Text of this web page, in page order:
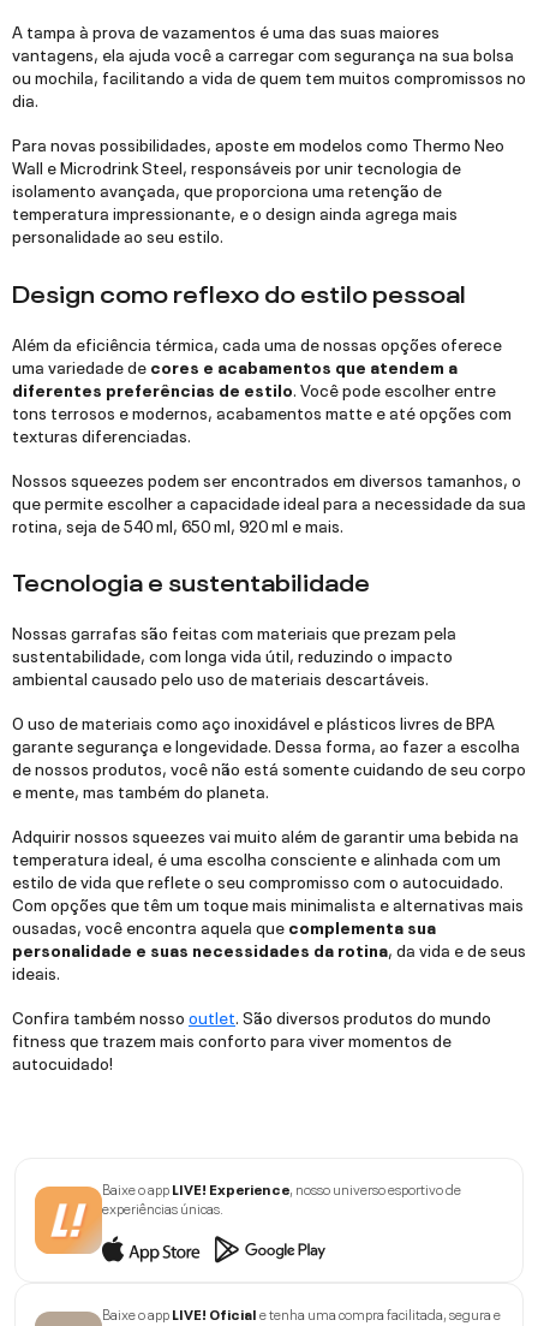
A tampa à prova de vazamentos é uma das suas maiores
vantagens, ela ajuda você a carregar com segurança na sua bolsa
ou mochila, facilitando a vida de quem tem muitos compromissos no
dia.
Para novas possibilidades, aposte em modelos como Thermo Neo
Wall e Microdrink Steel, responsáveis por unir tecnologia de
isolamento avançada, que proporciona uma retenção de
temperatura impressionante, e o design ainda agrega mais
personalidade ao seu estilo.
Design como reflexo do estilo pessoal
Além da eficiência térmica, cada uma de nossas opções oferece
uma variedade de cores e acabamentos que atendem a
diferentes preferências de estilo . Você pode escolher entre
tons terrosos e modernos, acabamentos matte e até opções com
texturas diferenciadas.
Nossos squeezes podem ser encontrados em diversos tamanhos, o
que permite escolher a capacidade ideal para a necessidade da sua
rotina, seja de 540 ml, 650 ml, 920 ml e mais.
Tecnologia e sustentabilidade
Nossas garrafas são feitas com materiais que prezam pela
sustentabilidade, com longa vida útil, reduzindo o impacto
ambiental causado pelo uso de materiais descartáveis.
O uso de materiais como aço inoxidável e plásticos livres de BPA
garante segurança e longevidade. Dessa forma, ao fazer a escolha
de nossos produtos, você não está somente cuidando de seu corpo
e mente, mas também do planeta.
Adquirir nossos squeezes vai muito além de garantir uma bebida na
temperatura ideal, é uma escolha consciente e alinhada com um
estilo de vida que reflete o seu compromisso com o autocuidado.
Com opções que têm um toque mais minimalista e alternativas mais
ousadas, você encontra aquela que complementa sua
personalidade e suas necessidades da rotina, da vida e de seus
ideais.
Confira também nosso outlet . São diversos produtos do mundo
fitness que trazem mais conforto para viver momentos de
autocuidado!
Baixe o appLIVE! Experience, nosso universo esportivo de
experiências únicas.
Baixe o appLIVE! Oficiale tenha uma compra facilitada, segura e